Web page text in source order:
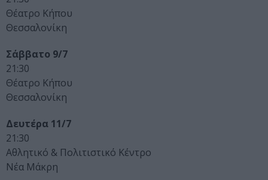
Θέατρο Κήπου
Θεσσαλονίκη
Σάββατο 9/7
21:30
Θέατρο Κήπου
Θεσσαλονίκη
Δευτέρα 11/7
21:30
Αθλητικό & Πολιτιστικό Κέντρο
Νέα Μάκρη